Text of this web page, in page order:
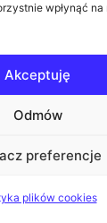
wpłynąć
Akceptuję
Odmów
preferencje
plików cookies